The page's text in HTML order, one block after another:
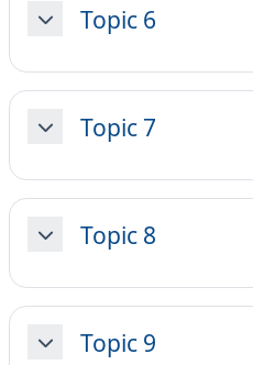
MinimizzaTopic 6
MinimizzaTopic 7
MinimizzaTopic 8
MinimizzaTopic 9